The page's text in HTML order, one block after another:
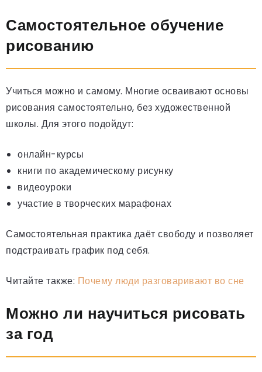
Самостоятельное обучение
рисованию
Учиться можно и самому. Многие осваивают основы
рисования самостоятельно, без художественной
школы. Для этого подойдут:
онлайн-курсы
книги по академическому рисунку
видеоуроки
участие в творческих марафонах
Самостоятельная практика даёт свободу и позволяет
подстраивать график под себя.
Читайте также: Почему люди разговаривают во сне
Можно ли научиться рисовать
за год